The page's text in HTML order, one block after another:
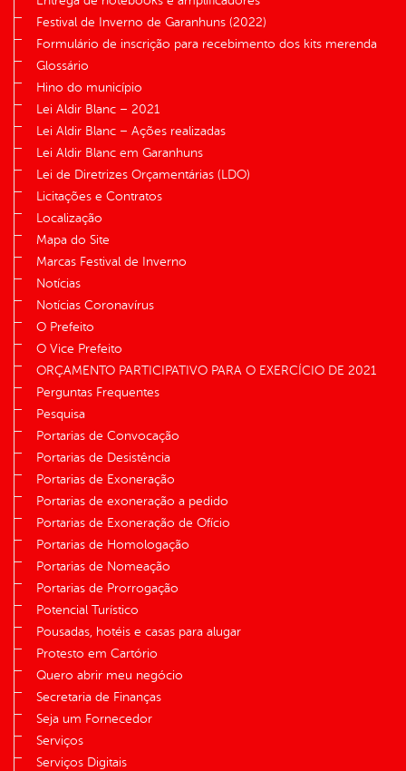
Festival de Inverno de Garanhuns (2022)
Formulário de inscrição para recebimento dos kits merenda
Glossário
Hino do município
Lei Aldir Blanc – 2021
Lei Aldir Blanc – Ações realizadas
Lei Aldir Blanc em Garanhuns
Lei de Diretrizes Orçamentárias (LDO)
Licitações e Contratos
Localização
Mapa do Site
Marcas Festival de Inverno
Notícias
Notícias Coronavírus
O Prefeito
O Vice Prefeito
ORÇAMENTO PARTICIPATIVO PARA O EXERCÍCIO DE 2021
Perguntas Frequentes
Pesquisa
Portarias de Convocação
Portarias de Desistência
Portarias de Exoneração
Portarias de exoneração a pedido
Portarias de Exoneração de Ofício
Portarias de Homologação
Portarias de Nomeação
Portarias de Prorrogação
Potencial Turístico
Pousadas, hotéis e casas para alugar
Protesto em Cartório
Quero abrir meu negócio
Secretaria de Finanças
Seja um Fornecedor
Serviços
Serviços Digitais